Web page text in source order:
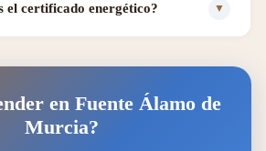
el certificado energético? ▼
en Fuente Álamo de
Murcia?